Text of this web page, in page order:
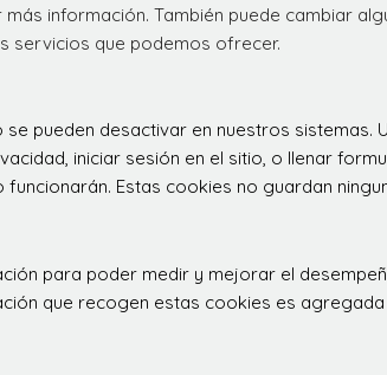
información. También puede cambiar
servicios que podemos ofrecer.
pueden desactivar en nuestros
iniciar sesión en el sitio, o llenar
Estas cookies no guardan
para poder medir y mejorar el
que recogen estas cookies es